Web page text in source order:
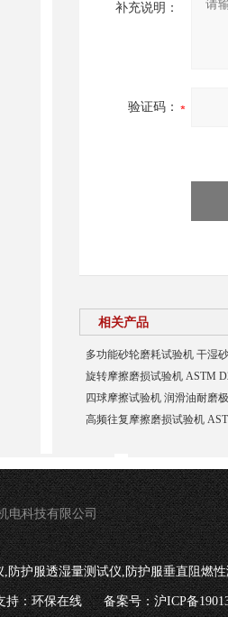
补充说明：
验证码：
相关产品
多功能砂轮磨耗试验机 干湿
旋转摩擦磨损试验机 ASTM
四球摩擦试验机 润滑油耐磨
高频往复摩擦磨损试验机
电科技有限公司
防护服透湿量测试仪,防护服垂直阻燃
持：环保在线 备案号：沪ICP备